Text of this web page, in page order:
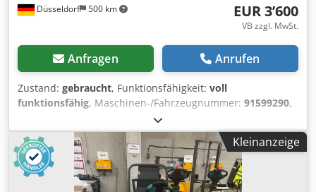
Düsseldorf 500 km EUR 3’600
VB zzgl. MwSt.
Anfragen Anrufen
Zustand: gebraucht, Funktionsfähigkeit: voll
funktionsfähig, Maschinen-/Fahrzeugnummer: 91599290,
, Betriebsstunden:
kg, Kraftstofftyp:elektrisch, Antriebsart:Elektro,
Niederhubkommissionierer Fahrgestellnummer: 91599290
Zustand: Einsatzbereit und voll funktionsfähig Zustand
Technisch: gut Batterie Baujahr: 2022 Beschreibung:
Kleinanzeige